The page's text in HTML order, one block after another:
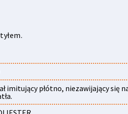
imitujący płótno, niezawijający się